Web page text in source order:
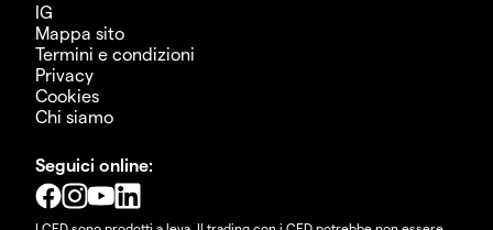
IG
Mappa sito
Termini e condizioni
Privacy
Cookies
Chi siamo
Seguici online: